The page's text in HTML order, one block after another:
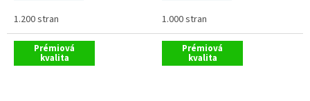
1.200 stran 1.000 stran
Prémiová
kvalita
Prémiová
kvalita